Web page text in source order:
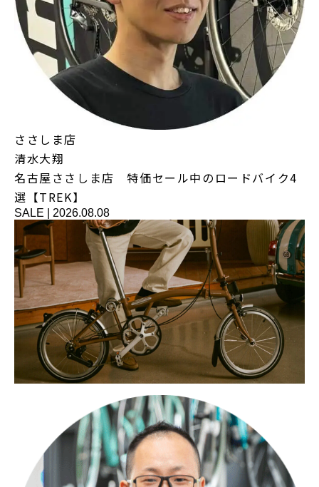
ささしま店
清水大翔
名古屋ささしま店 特価セール中のロードバイク4
選【TREK】
SALE 2026.08.08